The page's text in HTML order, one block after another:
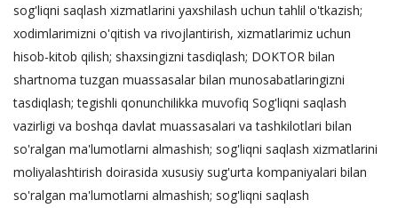
sog'liqni saqlash xizmatlarini yaxshilash uchun tahlil o'tkazish;
xodimlarimizni o'qitish va rivojlantirish, xizmatlarimiz uchun
hisob-kitob qilish; shaxsingizni tasdiqlash; DOKTOR bilan
shartnoma tuzgan muassasalar bilan munosabatlaringizni
tasdiqlash; tegishli qonunchilikka muvofiq Sog'liqni saqlash
vazirligi va boshqa davlat muassasalari va tashkilotlari bilan
so'ralgan ma'lumotlarni almashish; sog'liqni saqlash xizmatlarini
moliyalashtirish doirasida xususiy sug'urta kompaniyalari bilan
so'ralgan ma'lumotlarni almashish; sog'liqni saqlash